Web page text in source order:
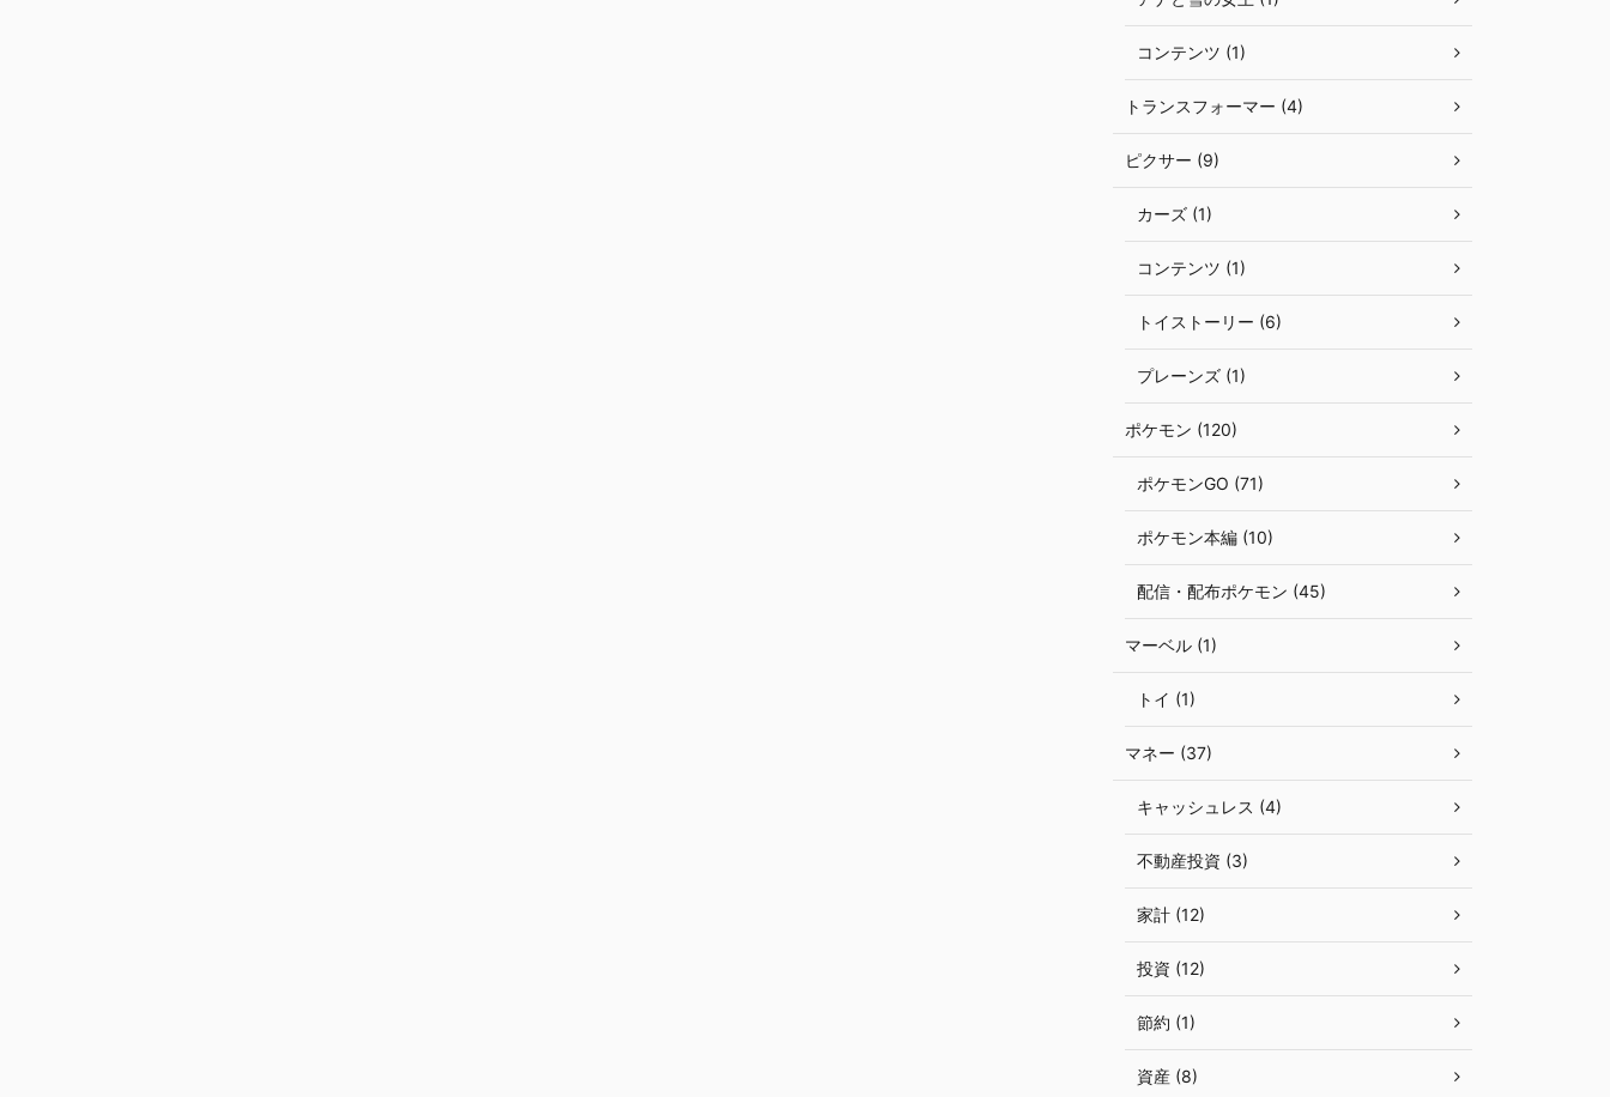
コンテンツ (1)
トランスフォーマー (4)
ピクサー (9)
カーズ (1)
コンテンツ (1)
トイストーリー (6)
プレーンズ (1)
ポケモン (120)
ポケモンGO (71)
ポケモン本編 (10)
配信・配布ポケモン (45)
マーベル (1)
トイ (1)
マネー (37)
キャッシュレス (4)
不動産投資 (3)
家計 (12)
投資 (12)
節約 (1)
資産 (8)